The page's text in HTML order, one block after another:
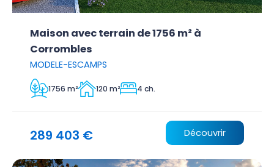
Maison avec terrain de 1756 m² à
Corrombles
MODELE-ESCAMPS
1756 m² 120 m² 4 ch.
289 403 € Découvrir